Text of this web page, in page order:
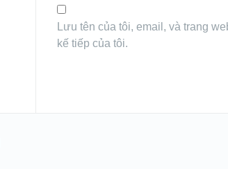
Lưu tên của tôi, email, và trang
kế tiếp của tôi.